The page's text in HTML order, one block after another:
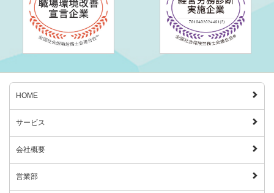
HOME
サービス
会社概要
営業部